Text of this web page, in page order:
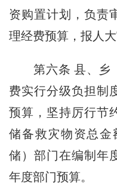
资购置计划，负责
理经费预算，报人大
第六条 县、乡
费实行分级负担制
预算，坚持厉行节
储备救灾物资总金
储）部门在编制年
年度部门预算。